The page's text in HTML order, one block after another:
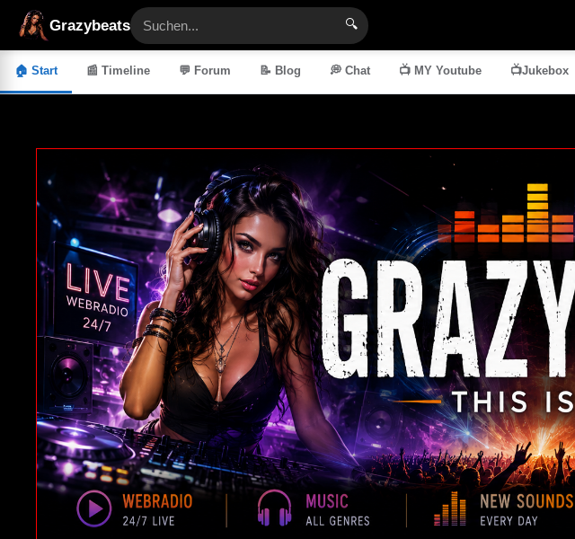
Grazybeats 🔍
🏠 Start 📰 Timeline 💬 Forum 📝 Blog 💭 Chat 📺 MY Youtube 📺Jukebox